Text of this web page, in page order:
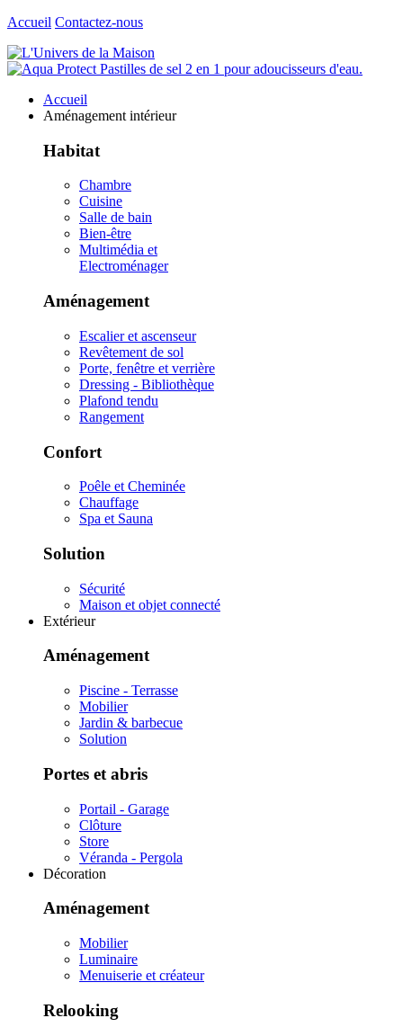
Accueil Contactez-nous
Accueil
Aménagement intérieur
Habitat
Chambre
Cuisine
Salle de bain
Bien-être
Multimédia et
Electroménager
Aménagement
Escalier et ascenseur
Revêtement de sol
Porte, fenêtre et verrière
Dressing - Bibliothèque
Plafond tendu
Rangement
Confort
Poêle et Cheminée
Chauffage
Spa et Sauna
Solution
Sécurité
Maison et objet connecté
Extérieur
Aménagement
Piscine - Terrasse
Mobilier
Jardin & barbecue
Solution
Portes et abris
Portail - Garage
Clôture
Store
Véranda - Pergola
Décoration
Aménagement
Mobilier
Luminaire
Menuiserie et créateur
Relooking